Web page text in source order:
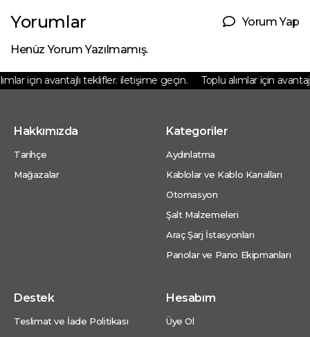
Yorumlar Yorum Yap
Henüz Yorum Yazılmamış.
için avantajlı teklifler. iletişime geçin. Toplu alımlar için
Hakkımızda
Tarihçe
Mağazalar
Kategoriler
Aydınlatma
Kablolar ve Kablo Kanalları
Otomasyon
Şalt Malzemeleri
Araç Şarj İstasyonları
Panolar ve Pano Ekipmanları
Destek
Teslimat ve İade Politikası
Hesabım
Üye Ol